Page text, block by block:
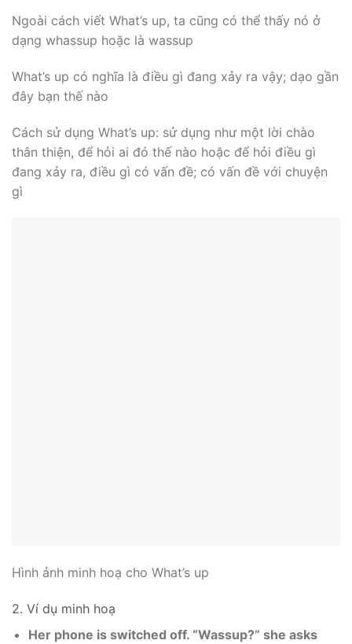
Ngoài cách viết What’s up, ta cũng có thể thấy nó ở
dạng whassup hoặc là wassup
What’s up có nghĩa là điều gì đang xảy ra vậy; dạo gần
đây bạn thế nào
Cách sử dụng What’s up: sử dụng như một lời chào
thân thiện, để hỏi ai đó thế nào hoặc để hỏi điều gì
đang xảy ra, điều gì có vấn đề; có vấn đề với chuyện
gì
Hình ảnh minh hoạ cho What’s up
2. Ví dụ minh hoạ
Her phone is switched off. “Wassup?” she asks